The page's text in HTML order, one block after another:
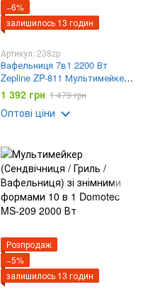
−6%
залишилось 13 годин
Артикул: 238zp
Вафельниця 7в1 2200 Вт
Zepline ZP-811 Мультимейкер
зі знімними пластинами
1 392 грн 1 479 грн
Оптові ціни
Розпродаж
−5%
залишилось 13 годин